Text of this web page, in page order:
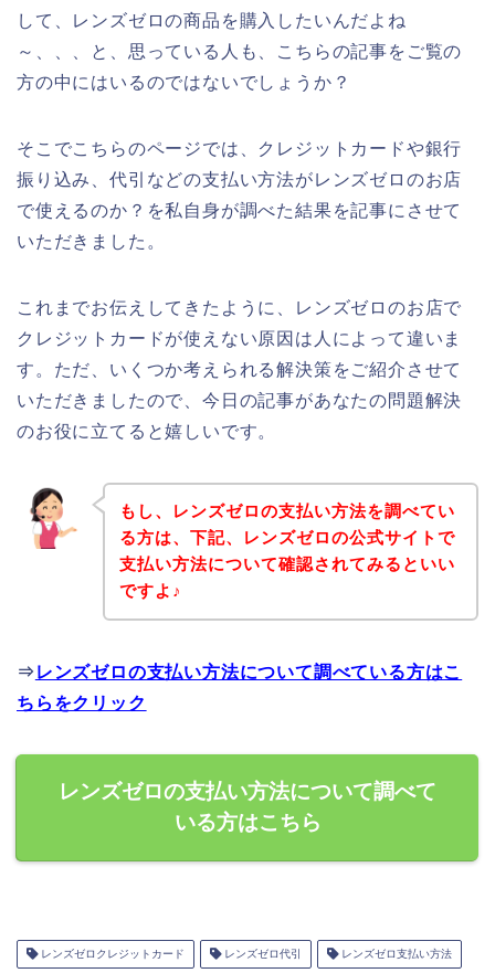
して、レンズゼロの商品を購入したいんだよね
～、、、と、思っている人も、こちらの記事をご覧の
方の中にはいるのではないでしょうか？
そこでこちらのページでは、クレジットカードや銀行
振り込み、代引などの支払い方法がレンズゼロのお店
で使えるのか？を私自身が調べた結果を記事にさせて
いただきました。
これまでお伝えしてきたように、レンズゼロのお店で
クレジットカードが使えない原因は人によって違いま
す。ただ、いくつか考えられる解決策をご紹介させて
いただきましたので、今日の記事があなたの問題解決
のお役に立てると嬉しいです。
もし、レンズゼロの支払い方法を調べてい
る方は、下記、レンズゼロの公式サイトで
支払い方法について確認されてみるといい
ですよ♪
⇒ レンズゼロの支払い方法について調べている方はこ
ちらをクリック
レンズゼロの支払い方法について調べて
いる方はこちら
レンズゼロクレジットカード レンズゼロ代引 レンズゼロ支払い方法